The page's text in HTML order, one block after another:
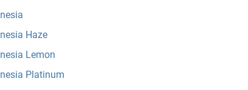
Haze
Lemon
Platinum